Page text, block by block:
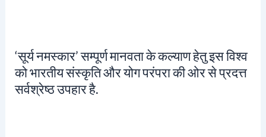
‘सूर्य नमस्कार’ सम्पूर्ण मानवता के कल्याण हेतु इस विश्व
को भारतीय संस्कृति और योग परंपरा की ओर से प्रदत्त
सर्वश्रेष्ठ उपहार है.